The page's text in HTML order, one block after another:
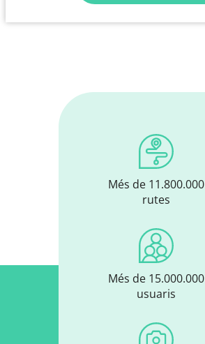
Més de 11.800.000
rutes
Més de 15.000.000
usuaris